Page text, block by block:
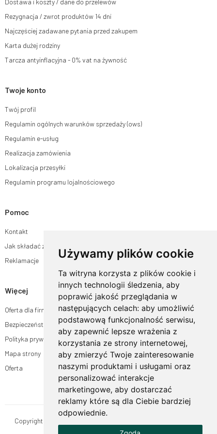
Używamy plików cookie
Ta witryna korzysta z plików cookie i
innych technologii śledzenia, aby
poprawić jakość przeglądania w
następujących celach: aby umożliwić
podstawową funkcjonalność serwisu,
aby zapewnić lepsze wrażenia z
korzystania ze strony internetowej,
aby zmierzyć Twoje zainteresowanie
naszymi produktami i usługami oraz
personalizować interakcje
marketingowe, aby dostarczać
reklamy które są dla Ciebie bardziej
odpowiednie.
Więcej informacji:www.mouton.pl/ODO
Dostawa i koszty / dane do przelewów
Rezygnacja / zwrot produktów 14 dni
Najczęściej zadawane pytania przed zakupem
Karta dużej rodziny
Tarcza antyinflacyjna - 0% vat na żywność
Twoje konto
Twój profil
Regulamin ogólnych warunków sprzedaży (ows)
Regulamin e-usług
Realizacja zamówienia
Lokalizacja przesyłki
Regulamin programu lojalnościowego
Pomoc
Kontakt
Jak składać zamówienia w sklepie ogrodyhildegardy.pl?
Reklamacje
Więcej
Oferta dla firm
Bezpieczeństwo płatności
Polityka prywatności
Mapa strony
Oferta
Copyright © OgrodyHildegardy.pl. Wszystkie prawa zastrzeżone.